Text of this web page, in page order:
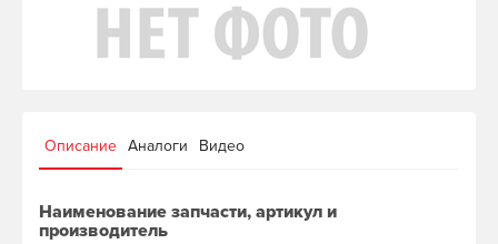
Описание Аналоги Видео
Наименование запчасти, артикул и
производитель